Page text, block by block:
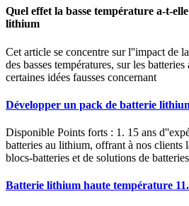
Quel effet la basse température a-t-
lithium
Cet article se concentre sur l''impact de
des basses températures, sur les
certaines idées fausses concernant
Développer un pack de batterie
Disponible Points forts : 1. 15 ans
batteries au lithium, offrant à nos clients
blocs-batteries et de solutions de
Batterie lithium haute température